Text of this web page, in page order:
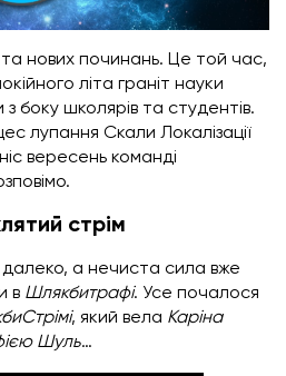
та нових починань. Це той час,
літа граніт науки
боку школярів та студентів.
лупання Скали Локалізації
вересень команді
стрім
далеко, а нечиста сила вже
в Шлякбитрафі. Усе почалося
, який вела Каріна
Шуль…